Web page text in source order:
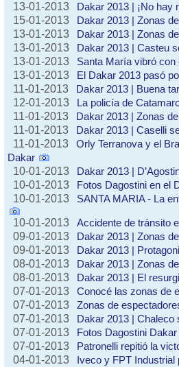
13-01-2013
Dakar 2013 | ¡No hay
15-01-2013
Dakar 2013 | Zonas
13-01-2013
Dakar 2013 | Zonas
13-01-2013
Dakar 2013 | Casteu
13-01-2013
Santa María vibró
13-01-2013
El Dakar 2013 pasó
11-01-2013
Dakar 2013 | Buena
12-01-2013
La policía de
11-01-2013
Dakar 2013 | Zonas
11-01-2013
Dakar 2013 | Caselli
11-01-2013
Orly Terranova y el
Dakar
10-01-2013
Dakar 2013 |
10-01-2013
Fotos Dagostini en el
10-01-2013
SANTA MARIA - La
10-01-2013
Accidente de tránsito
09-01-2013
Dakar 2013 | Zonas
09-01-2013
Dakar 2013 |
08-01-2013
Dakar 2013 | Zonas
08-01-2013
Dakar 2013 | El
07-01-2013
Conocé las zonas de
07-01-2013
Zonas de
07-01-2013
Dakar 2013 | Chaleco
07-01-2013
Fotos Dagostini Dakar
07-01-2013
Patronelli repitió la
04-01-2013
Iveco y FPT Industrial